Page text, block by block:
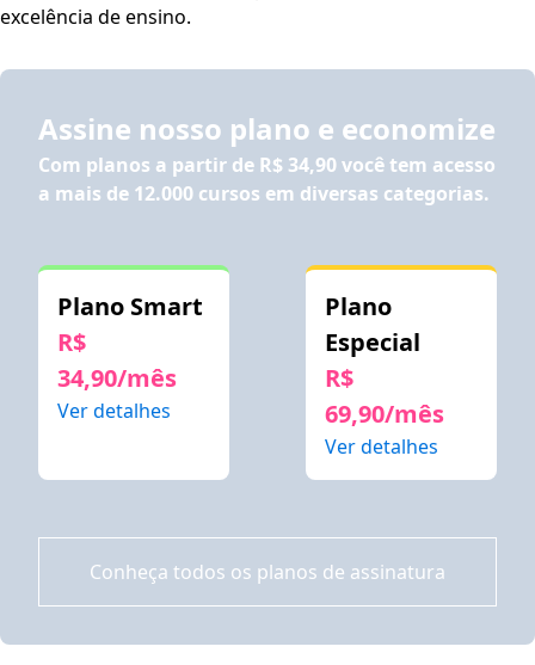
excelência de ensino.
Assine nosso plano e economize
Com planos a partir de R$ 34,90você tem acesso
a mais de 12.000 cursos em diversas categorias.
Plano Smart
R$
34,90/mês
Ver detalhes
Plano
Especial
R$
69,90/mês
Ver detalhes
Conheça todos os planos de assinatura